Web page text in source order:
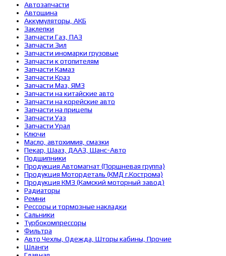
Автозапчасти
Автошина
Аккумуляторы, АКБ
Заклепки
Запчасти Газ, ПАЗ
Запчасти Зил
Запчасти иномарки грузовые
Запчасти к отопителям
Запчасти Камаз
Запчасти Краз
Запчасти Маз, ЯМЗ
Запчасти на китайские авто
Запчасти на корейские авто
Запчасти на прицепы
Запчасти Уаз
Запчасти Урал
Ключи
Масло, автохимия, смазки
Пекар, Шааз, ДААЗ, Шанс-Авто
Подшипники
Продукция Автомагнат (Поршневая группа)
Продукция Мотордеталь (КМД г.Кострома)
Продукция КМЗ (Камский моторный завод)
Радиаторы
Ремни
Рессоры и тормозные накладки
Сальники
Турбокомпрессоры
Фильтра
Авто Чехлы, Одежда, Шторы кабины, Прочие
Шланги